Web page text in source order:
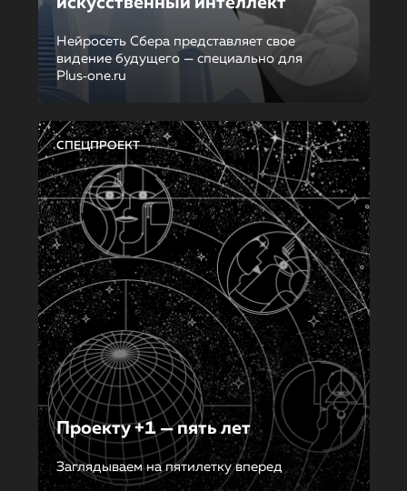
Нейросеть Сбера представляет свое
видение будущего — специально для
Plus‑one.ru
СПЕЦПРОЕКТ
Проекту +1 — пять лет
Заглядываем на пятилетку вперед